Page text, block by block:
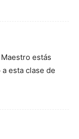
estás
esta clase de